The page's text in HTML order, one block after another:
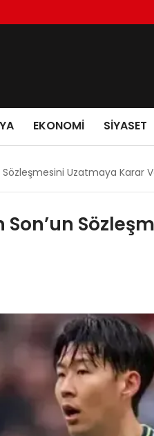
EKONOMI SIYASET
Uzatmaya Karar